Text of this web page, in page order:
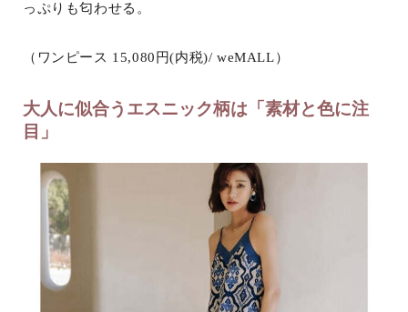
っぷりも匂わせる。
（ワンピース 15,080円(内税)/ weMALL）
大人に似合うエスニック柄は「素材と色に注
目」